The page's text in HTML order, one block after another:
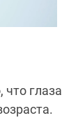
глаза